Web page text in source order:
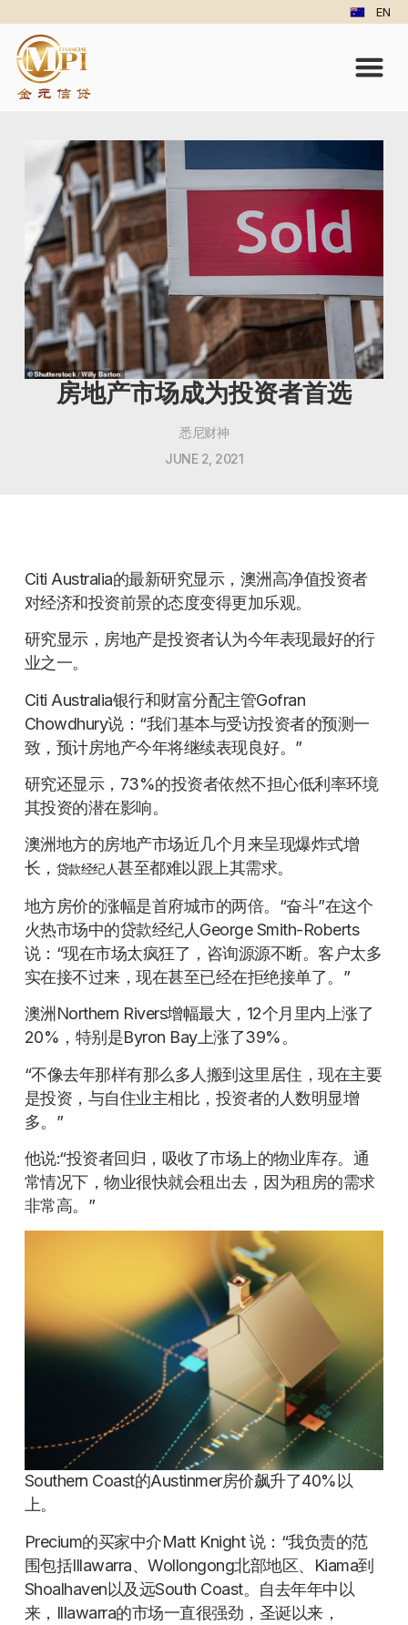
EN
房地产市场成为投资者首选
悉尼财神
JUNE 2, 2021
Citi Australia的最新研究显示，澳洲高净值投资者
对经济和投资前景的态度变得更加乐观。
研究显示，房地产是投资者认为今年表现最好的行
业之一。
Citi Australia银行和财富分配主管Gofran
Chowdhury说：“我们基本与受访投资者的预测一
致，预计房地产今年将继续表现良好。”
研究还显示，73%的投资者依然不担心低利率环境
其投资的潜在影响。
澳洲地方的房地产市场近几个月来呈现爆炸式增
长， 贷款经纪人甚至都难以跟上其需求。
地方房价的涨幅是首府城市的两倍。“奋斗”在这个
火热市场中的贷款经纪人George Smith-Roberts
说：“现在市场太疯狂了，咨询源源不断。客户太多
实在接不过来，现在甚至已经在拒绝接单了。”
澳洲Northern Rivers增幅最大，12个月里内上涨了
20%，特别是Byron Bay上涨了39%。
“不像去年那样有那么多人搬到这里居住，现在主要
是投资，与自住业主相比，投资者的人数明显增
多。”
他说:“投资者回归，吸收了市场上的物业库存。通
常情况下，物业很快就会租出去，因为租房的需求
非常高。”
Southern Coast的Austinmer房价飙升了40%以
上。
Precium的买家中介Matt Knight 说：“我负责的范
围包括Illawarra、Wollongong北部地区、Kiama到
Shoalhaven以及远South Coast。自去年年中以
来，Illawarra的市场一直很强劲，圣诞以来，